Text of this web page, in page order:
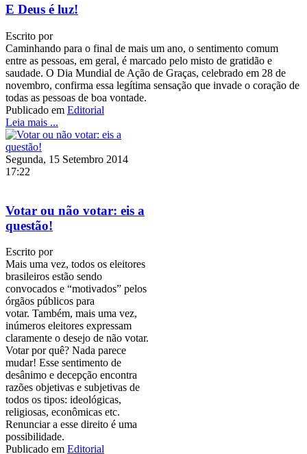
E Deus é luz!
Escrito por
Caminhando para o final de mais um ano, o sentimento comum
entre as pessoas, em geral, é marcado pelo misto de gratidão e
saudade. O Dia Mundial de Ação de Graças, celebrado em 28 de
novembro, confirma essa legítima sensação que invade o coração de
todas as pessoas de boa vontade.
Publicado em Editorial
Leia mais ...
Segunda, 15 Setembro 2014
17:22
Votar ou não votar: eis a
questão!
Escrito por
Mais uma vez, todos os eleitores
brasileiros estão sendo
convocados e “motivados” pelos
órgãos públicos para
votar. Também, mais uma vez,
inúmeros eleitores expressam
claramente o desejo de não votar.
Votar por quê? Nada parece
mudar! Esse sentimento de
desânimo e decepção encontra
razões objetivas e subjetivas de
todos os tipos: ideológicas,
religiosas, econômicas etc.
Renunciar a esse direito é uma
possibilidade.
Publicado em Editorial